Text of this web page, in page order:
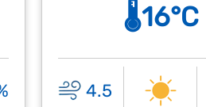
🌡️16°C
4.5